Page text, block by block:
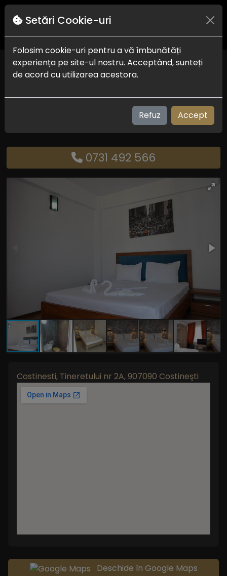
Vila Iris
Plaja: 400 m
Check in-out: 14:00 - 11.00
0731 492 566
Costinesti, Tineretului nr 2A, 907090 Costineşti
Deschide în Google Maps
Setări Cookie-uri
Folosim cookie-uri pentru a vă îmbunătăți
experiența pe site-ul nostru. Acceptând, sunteți
de acord cu utilizarea acestora.
Refuz Accept